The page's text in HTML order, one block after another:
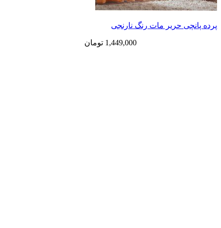
پرده پانچی حریر مات رنگ نارنجی
1,449,000 تومان